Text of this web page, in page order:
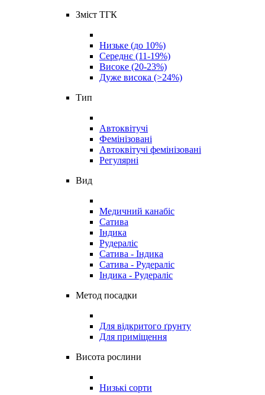
Зміст ТГК
Низьке (до 10%)
Середнє (11-19%)
Високе (20-23%)
Дуже висока (>24%)
Тип
Автоквітучі
Фемінізовані
Автоквітучі фемінізовані
Регулярні
Вид
Медичний канабіс
Сатива
Індика
Рудераліс
Сатива - Індика
Сатива - Рудераліс
Індика - Рудераліс
Метод посадки
Для відкритого ґрунту
Для приміщення
Висота рослини
Низькі сорти